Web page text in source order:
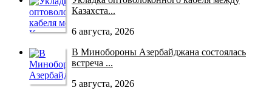
Казахста...
6 августа, 2026
В Минобороны Азербайджана состоялась
встреча ...
5 августа, 2026